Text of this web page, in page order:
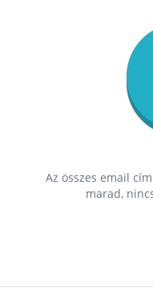
Az összes email
marad,